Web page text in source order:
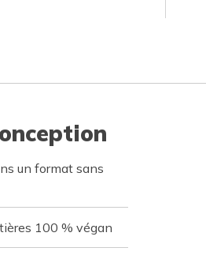
un format sans
100 % végan